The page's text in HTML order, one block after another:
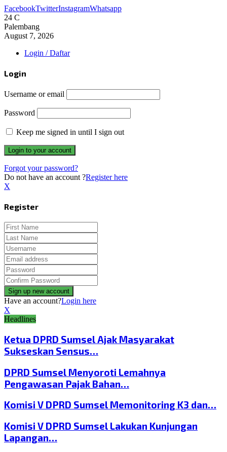
FacebookTwitterInstagramWhatsapp
24 C
Palembang
August 7, 2026
Login / Daftar
Login
Username or email
Password
Keep me signed in until I sign out
Forgot your password?
Do not have an account ?Register here
X
Register
Have an account?Login here
X
Headlines
Ketua DPRD Sumsel Ajak Masyarakat
Sukseskan Sensus…
DPRD Sumsel Menyoroti Lemahnya
Pengawasan Pajak Bahan…
Komisi V DPRD Sumsel Memonitoring K3 dan…
Komisi V DPRD Sumsel Lakukan Kunjungan
Lapangan…